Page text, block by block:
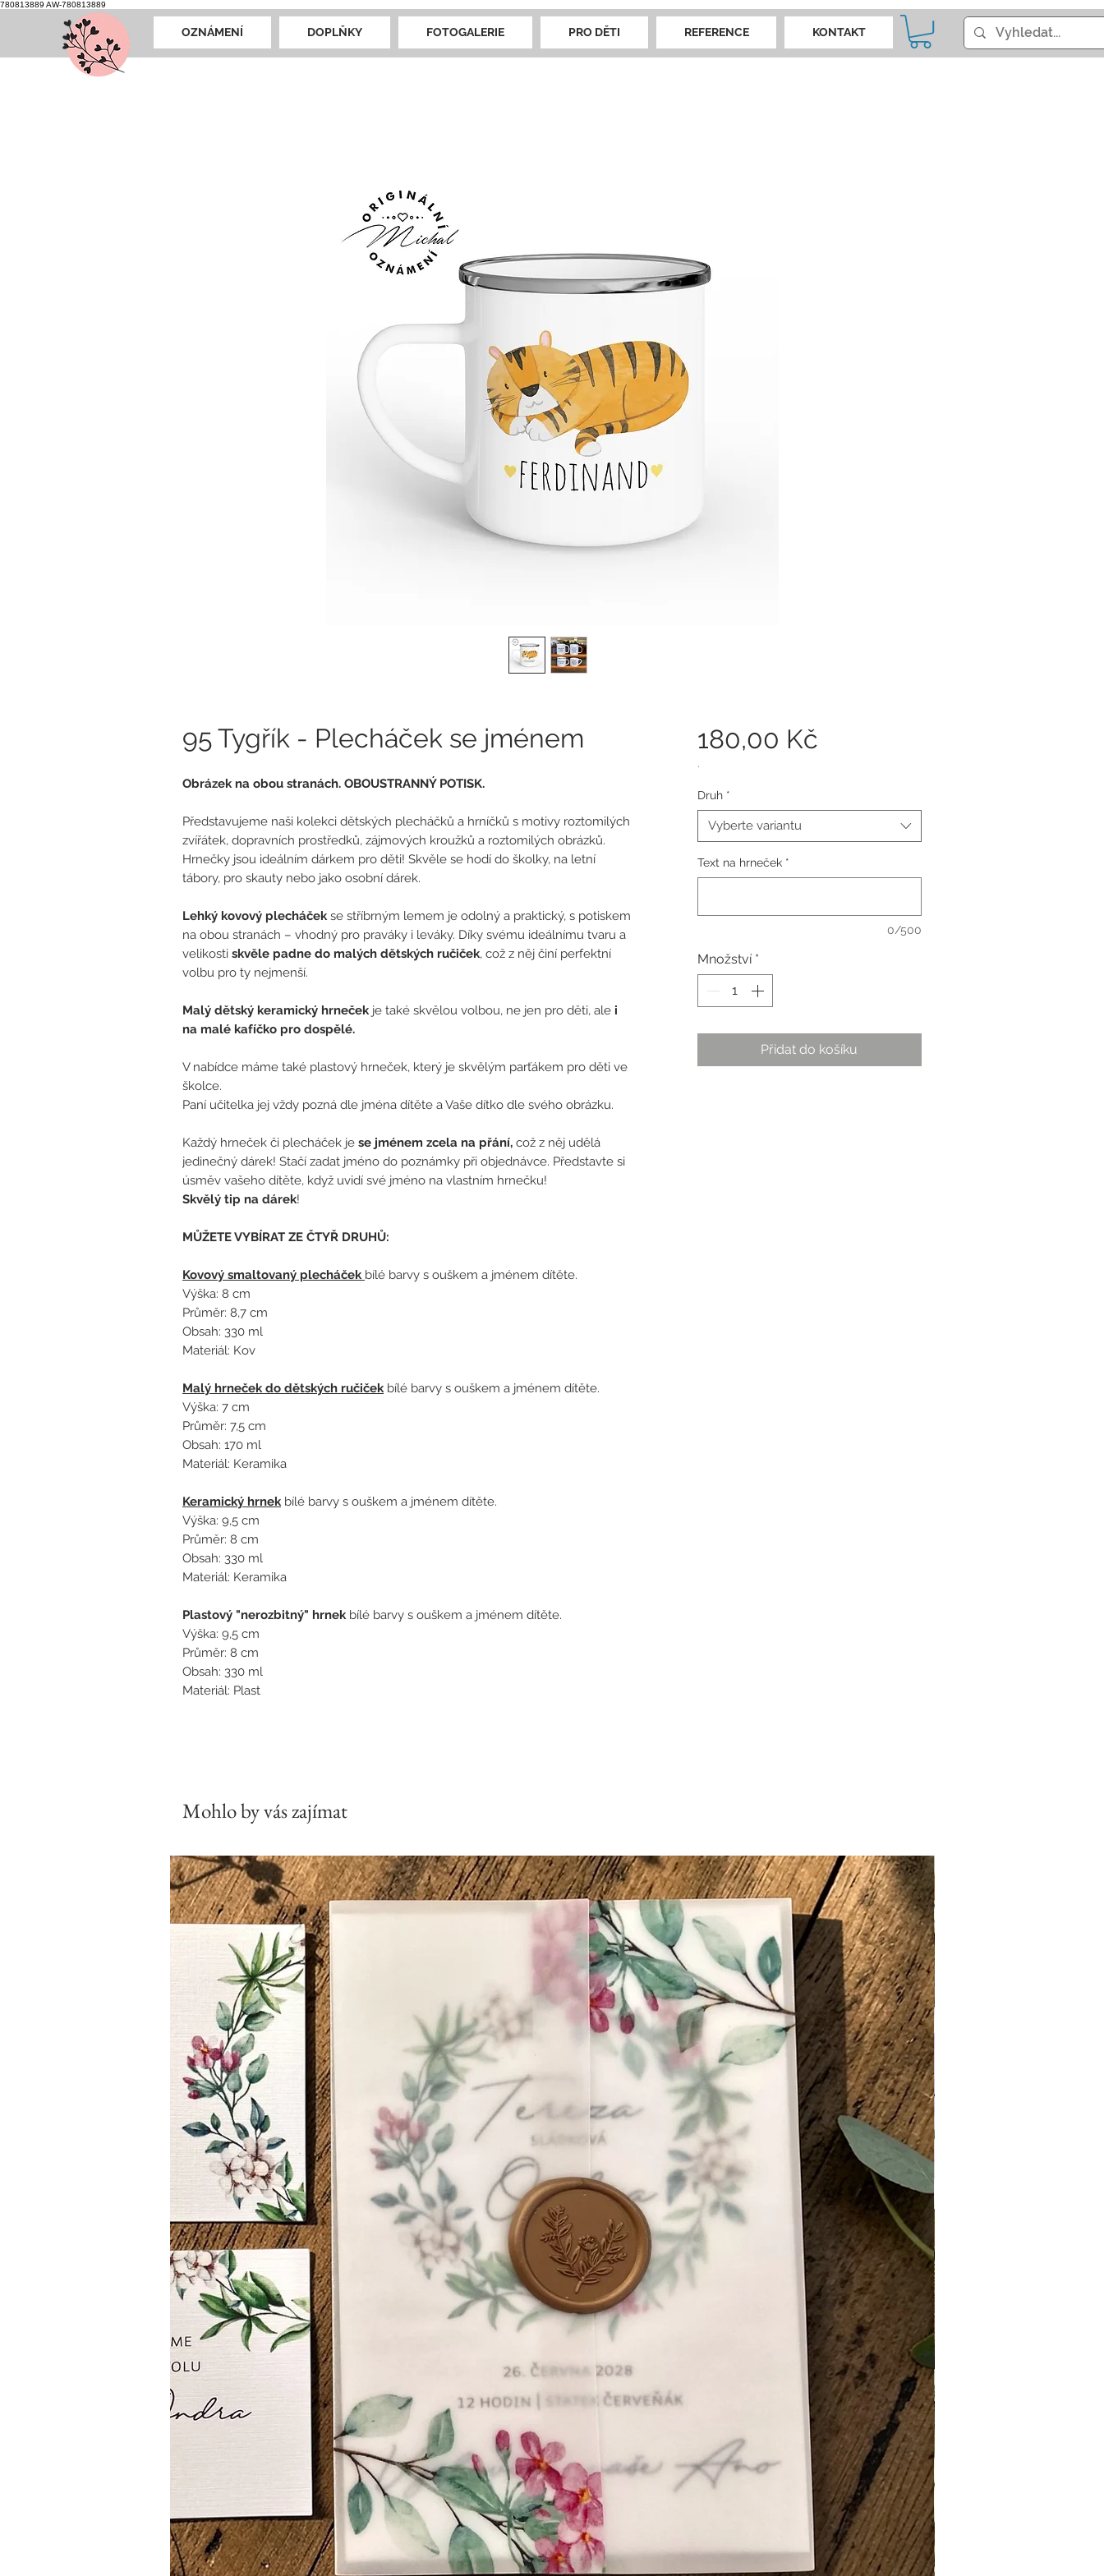
780813889 AW-780813889
OZNÁMENÍ DOPLŇKY FOTOGALERIE PRO DĚTI REFERENCE KONTAKT
95 Tygřík - Plecháček se jménem
Obrázek na obou stranách. OBOUSTRANNÝ POTISK.
Představujeme naši kolekci dětských plecháčků a hrníčků s motivy roztomilých
zvířátek, dopravních prostředků, zájmových kroužků a roztomilých obrázků.
Hrnečky jsou ideálním dárkem pro děti! Skvěle se hodí do školky, na letní
tábory, pro skauty nebo jako osobní dárek.
Lehký kovový plecháčekse stříbrným lemem je odolný a praktický, s potiskem
na obou stranách – vhodný pro praváky i leváky. Díky svému ideálnímu tvaru a
velikosti skvěle padne do malých dětských ručiček, což z něj činí perfektní
volbu pro ty nejmenší.
Malý dětský keramický hrnečekje také skvělou volbou, ne jen pro děti, ale i
na malé kafíčko pro dospělé.
V nabídce máme také plastový hrneček, který je skvělým parťákem pro děti ve
školce.
Paní učitelka jej vždy pozná dle jména dítěte a Vaše dítko dle svého obrázku.
Každý hrneček či plecháček je se jménem zcela na přání, což z něj udělá
jedinečný dárek! Stačí zadat jméno do poznámky při objednávce. Představte si
úsměv vašeho dítěte, když uvidí své jméno na vlastním hrnečku!
Skvělý tip na dárek!
MŮŽETE VYBÍRAT ZE ČTYŘ DRUHŮ:
Kovový smaltovaný plecháček bílé barvy s ouškem a jménem dítěte.
Výška: 8 cm
Průměr: 8,7 cm
Obsah: 330 ml
Materiál: Kov
Malý hrneček do dětských ručičekbílé barvy s ouškem a jménem dítěte.
Výška: 7 cm
Průměr: 7,5 cm
Obsah: 170 ml
Materiál: Keramika
Keramický hrnekbílé barvy s ouškem a jménem dítěte.
Výška: 9,5 cm
Průměr: 8 cm
Obsah: 330 ml
Materiál: Keramika
Plastový "nerozbitný" hrnekbílé barvy s ouškem a jménem dítěte.
Výška: 9,5 cm
Průměr: 8 cm
Obsah: 330 ml
Materiál: Plast
180,00 KčCena
.
Druh *
Vyberte variantu
Text na hrneček *
0/500
Množství *
Přidat do košíku
Mohlo by vás zajímat